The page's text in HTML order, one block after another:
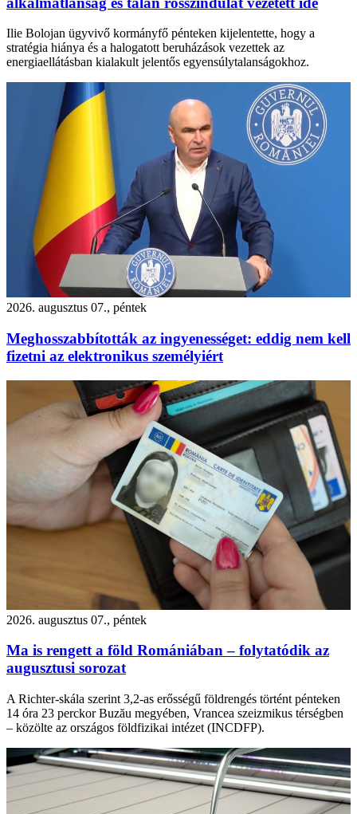
Ilie Bolojan ügyvivő kormányfő pénteken kijelentette, hogy a
stratégia hiánya és a halogatott beruházások vezettek az
energiaellátásban kialakult jelentős egyensúlytalanságokhoz.
2026. augusztus 07., péntek
Meghosszabbították az ingyenességet: eddig nem kell
fizetni az elektronikus személyiért
2026. augusztus 07., péntek
Ma is rengett a föld Romániában – folytatódik az
augusztusi sorozat
A Richter-skála szerint 3,2-as erősségű földrengés történt pénteken
14 óra 23 perckor Buzău megyében, Vrancea szeizmikus térségben
– közölte az országos földfizikai intézet (INCDFP).